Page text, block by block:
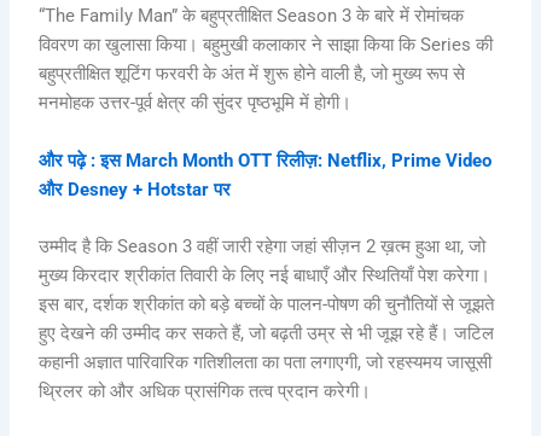
“The Family Man” के बहुप्रतीक्षित Season 3 के बारे में रोमांचक
विवरण का खुलासा किया। बहुमुखी कलाकार ने साझा किया कि Series की
बहुप्रतीक्षित शूटिंग फरवरी के अंत में शुरू होने वाली है, जो मुख्य रूप से
मनमोहक उत्तर-पूर्व क्षेत्र की सुंदर पृष्ठभूमि में होगी।
और पढ़े : इस March Month OTT रिलीज़: Netflix, Prime Video
और Desney + Hotstar पर
उम्मीद है कि Season 3 वहीं जारी रहेगा जहां सीज़न 2 ख़त्म हुआ था, जो
मुख्य किरदार श्रीकांत तिवारी के लिए नई बाधाएँ और स्थितियाँ पेश करेगा।
इस बार, दर्शक श्रीकांत को बड़े बच्चों के पालन-पोषण की चुनौतियों से जूझते
हुए देखने की उम्मीद कर सकते हैं, जो बढ़ती उम्र से भी जूझ रहे हैं। जटिल
कहानी अज्ञात पारिवारिक गतिशीलता का पता लगाएगी, जो रहस्यमय जासूसी
थ्रिलर को और अधिक प्रासंगिक तत्व प्रदान करेगी।